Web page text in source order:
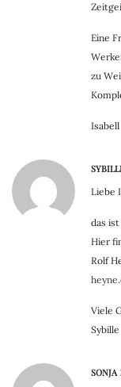
Eine
zu
Isabell
Liebe
das
Hier
Rolf
Viele
Sybille
SONJA